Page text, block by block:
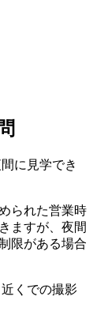
に見学でき
られた営業時
ますが、夜間
限がある場合
くでの撮影